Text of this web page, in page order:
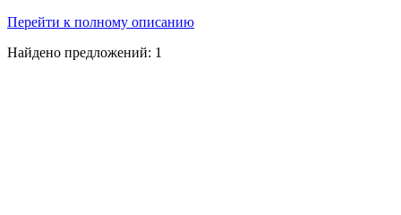
Перейти к полному описанию
Найдено предложений: 1